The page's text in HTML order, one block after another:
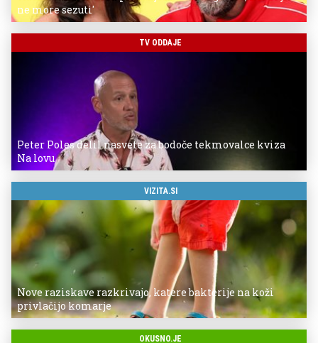
ne more sezuti'
TV ODDAJE
Peter Poles delil nasvete za bodoče tekmovalce kviza
Na lovu
VIZITA.SI
Nove raziskave razkrivajo, katere bakterije na koži
privlačijo komarje
OKUSNO.JE